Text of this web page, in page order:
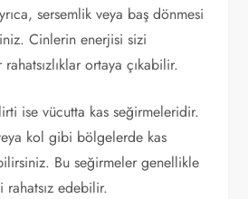
sersemlik veya baş dönmesi
Cinlerin enerjisi sizi
ortaya çıkabilir.
ise vücutta kas seğirmeleridir.
kol gibi bölgelerde kas
Bu seğirmeler genellikle
edebilir.